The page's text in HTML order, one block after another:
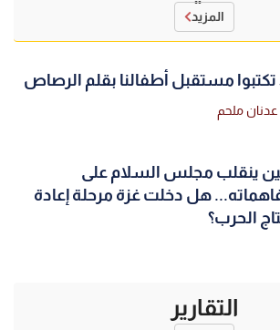
المزيد
تكتبوا مستقبل أطفالنا بقلم الرصاص
عدنان ملحم
ينقلب مجلس السلام على
هل دخلت غزة مرحلة إعادة
الحرب؟
التقارير